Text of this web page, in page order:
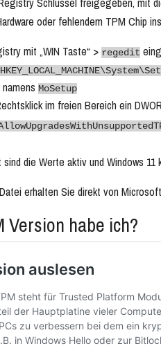
oder fehlendem TPM Chip
mit „WIN Taste“ > regedit
MoSetup
im freien Bereich ein
die Werte aktiv und Windows
erhalten Sie direkt von
Version habe ich?